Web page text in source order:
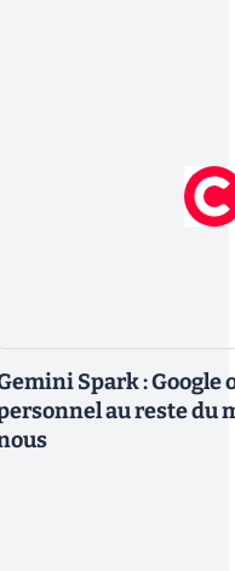
Spark : Google
au reste du